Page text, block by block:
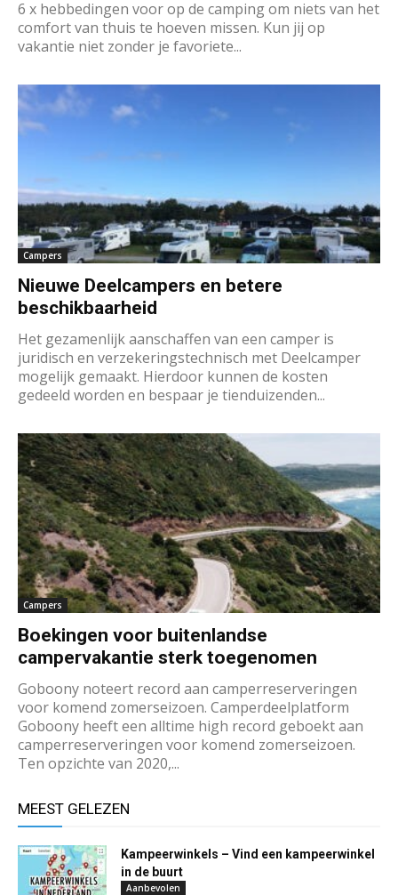
6 x hebbedingen voor op de camping om niets van het
comfort van thuis te hoeven missen. Kun jij op
vakantie niet zonder je favoriete...
Campers
Nieuwe Deelcampers en betere
beschikbaarheid
Het gezamenlijk aanschaffen van een camper is
juridisch en verzekeringstechnisch met Deelcamper
mogelijk gemaakt. Hierdoor kunnen de kosten
gedeeld worden en bespaar je tienduizenden...
Campers
Boekingen voor buitenlandse
campervakantie sterk toegenomen
Goboony noteert record aan camperreserveringen
voor komend zomerseizoen. Camperdeelplatform
Goboony heeft een alltime high record geboekt aan
camperreserveringen voor komend zomerseizoen.
Ten opzichte van 2020,...
MEEST GELEZEN
Kampeerwinkels – Vind een kampeerwinkel
in de buurt
Aanbevolen